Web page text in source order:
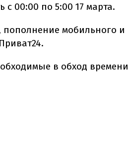
с 00:00 по 5:00 17 марта.
пополнение мобильного и
в обход времени